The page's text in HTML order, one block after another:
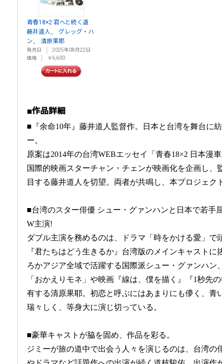
青春18×2 君へと続く道
藤井道人
グレッグ・ハ
ン
清原果耶
発売日
2025年08月22日
価格
￥6,600
■作品詳細
■『余命10年』藤井道人監督作。日本と台湾を舞台に
ー。
原案は2014年の台湾WEBエッセイ「青春18×2 日本漫
国際的映画スターチャン・チェンが映画化を企画し、
目する藤井道人を切望。両者が共鳴し、本プロジェク
■台湾のスター俳優 シュー・グァンハンと日本で若手
W主演!
ダブル主演を務めるのは、ドラマ「時をかける愛」で
『君たちはどう生きるか』台湾版のメインキャスト
ろかアジア全域で活躍する国際派シュー・グァンハン
「おかえりモネ」や映画『線は、僕を描く』『1秒先
有する清原果耶。初恋と呼ぶにはあまりにも儚く、青
瑞々しく、等身大に演じ切っている。
■豪華キャストが脇を固め、作品を彩る。
ジミーが旅の道中で出会う人々を演じるのは、台湾の